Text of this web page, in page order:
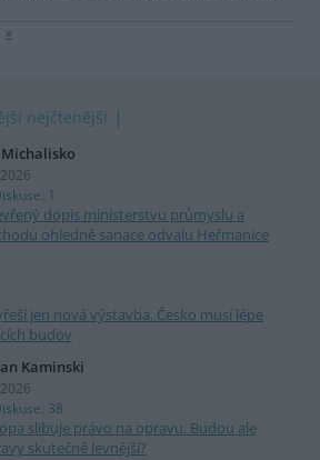
»
nejčtenější
1
dopis ministerstvu průmyslu a
ohledně sanace odvalu Heřmanice
jen nová výstavba. Česko musí lépe
budov
Kaminski
38
slibuje právo na opravu. Budou ale
skutečně levnější?